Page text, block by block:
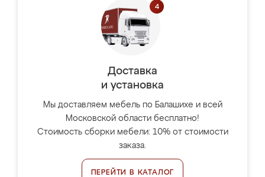
Доставка
и установка
Мы доставляем мебель по Балашихе и всей
Московской области бесплатно!
Стоимость сборки мебели: 10% от стоимости
заказа.
ПЕРЕЙТИ В КАТАЛОГ